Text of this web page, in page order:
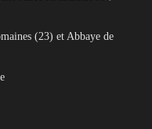
(23) et Abbaye de